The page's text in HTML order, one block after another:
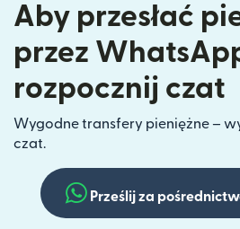
Aby przesłać
przez
rozpocznij czat
Wygodne transfery pieniężne –
czat.
Prześlij za